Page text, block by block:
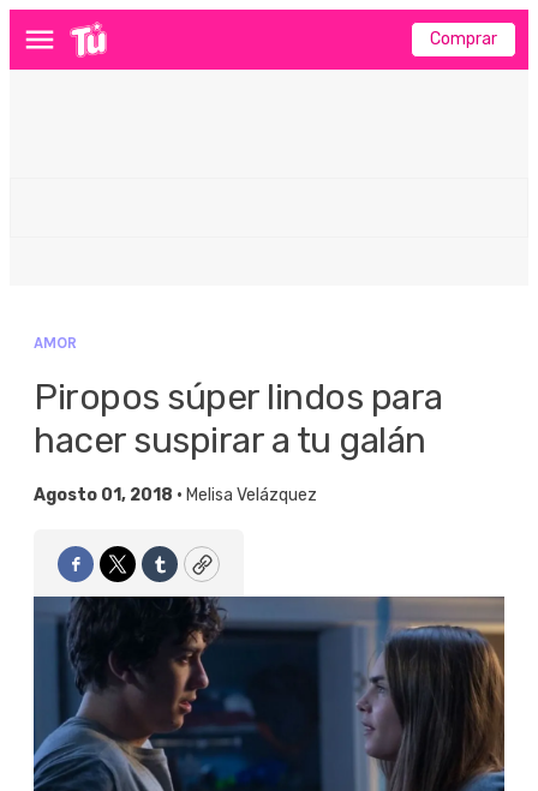
Menú Comprar
AMOR
Piropos súper lindos para
hacer suspirar a tu galán
Agosto 01, 2018 • Melisa Velázquez
Facebook
TwitterTumblrCopy